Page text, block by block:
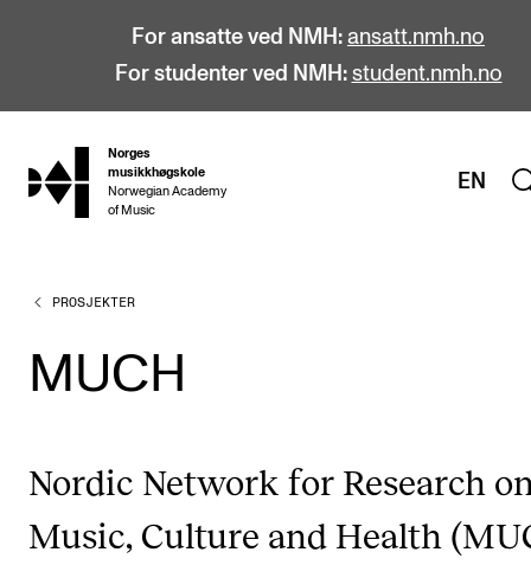
For ansatte ved NMH: ansatt.nmh.no
For studenter ved NMH: student.nmh.no
hjem
Norges
musikkhøgskole
Norwegian Academy
of Music
EN
STUDIER
Alle studier
Bachelor
Doktorgrad
Årsstudium og videreutdanning
PROSJEKTER
MUCH
Nordic Network for Research
Music, Culture and Health